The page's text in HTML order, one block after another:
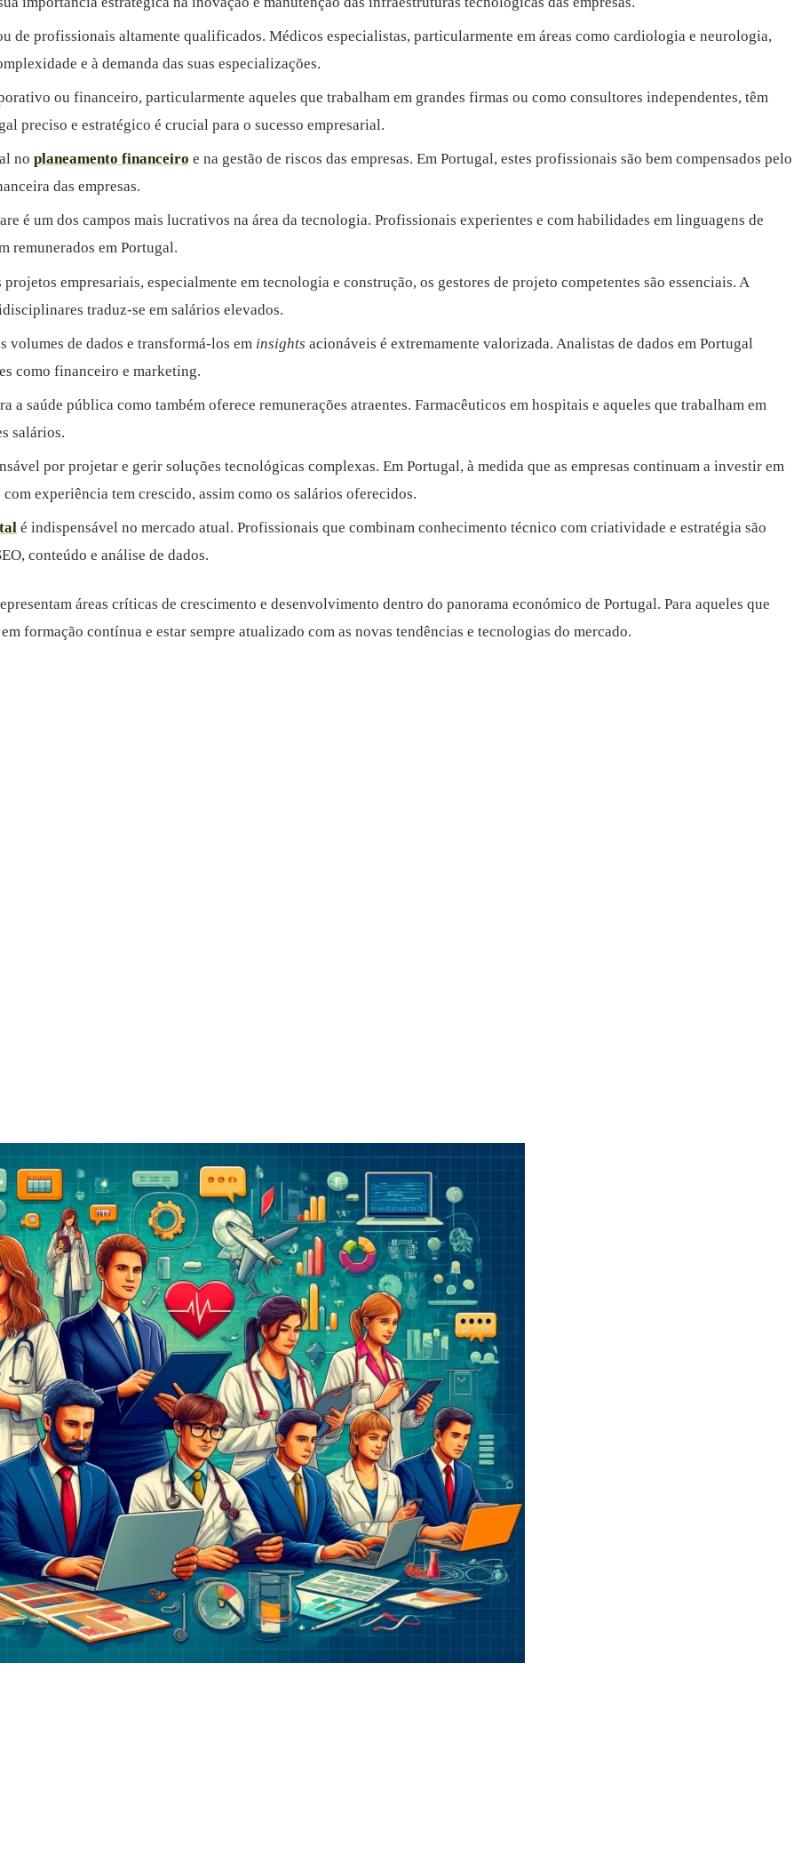
de profissionais altamente qualificados. Médicos especialistas, particularmente em áreas como cardiologia e neurologia,
e à demanda das suas especializações.
ou financeiro, particularmente aqueles que trabalham em grandes firmas ou como consultores independentes, têm
preciso e estratégico é crucial para o sucesso empresarial.
no planeamento financeiro e na gestão de riscos das empresas. Em Portugal, estes profissionais são bem compensados pelo
das empresas.
é um dos campos mais lucrativos na área da tecnologia. Profissionais experientes e com habilidades em linguagens de
remunerados em Portugal.
empresariais, especialmente em tecnologia e construção, os gestores de projeto competentes são essenciais. A
traduz-se em salários elevados.
volumes de dados e transformá-los em insights acionáveis é extremamente valorizada. Analistas de dados em Portugal
como financeiro e marketing.
a saúde pública como também oferece remunerações atraentes. Farmacêuticos em hospitais e aqueles que trabalham em
salários.
por projetar e gerir soluções tecnológicas complexas. Em Portugal, à medida que as empresas continuam a investir em
experiência tem crescido, assim como os salários oferecidos.
é indispensável no mercado atual. Profissionais que combinam conhecimento técnico com criatividade e estratégia são
conteúdo e análise de dados.
áreas críticas de crescimento e desenvolvimento dentro do panorama económico de Portugal. Para aqueles que
formação contínua e estar sempre atualizado com as novas tendências e tecnologias do mercado.